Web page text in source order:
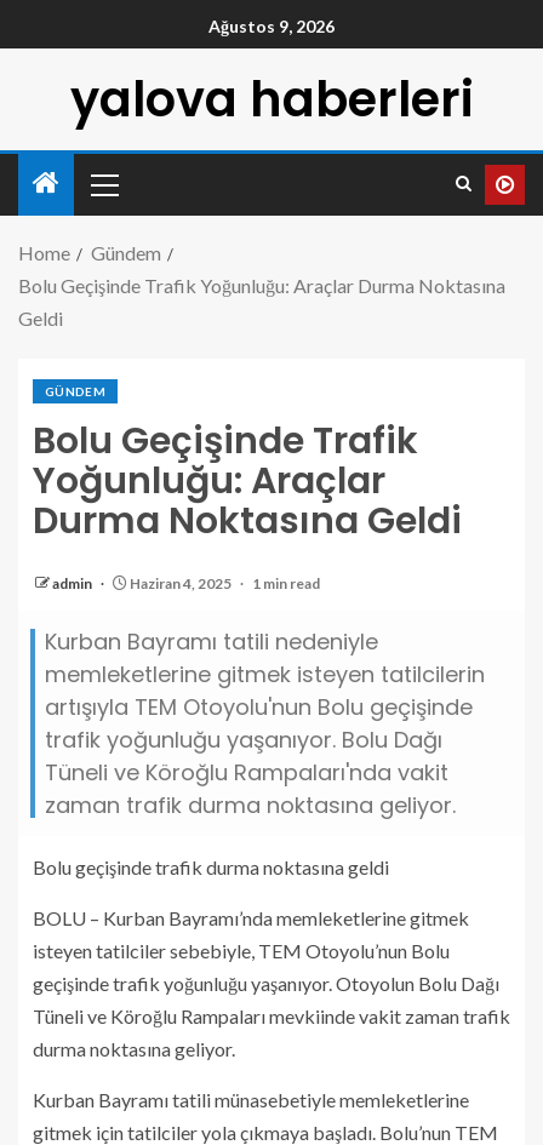
Ağustos 9, 2026
yalova haberleri
Home
Gündem
Bolu Geçişinde Trafik Yoğunluğu: Araçlar Durma Noktasına
Geldi
GÜNDEM
Bolu Geçişinde Trafik
Yoğunluğu: Araçlar
Durma Noktasına Geldi
admin Haziran 4, 2025 1 min read
Kurban Bayramı tatili nedeniyle
memleketlerine gitmek isteyen tatilcilerin
artışıyla TEM Otoyolu'nun Bolu geçişinde
trafik yoğunluğu yaşanıyor. Bolu Dağı
Tüneli ve Köroğlu Rampaları'nda vakit
zaman trafik durma noktasına geliyor.
Bolu geçişinde trafik durma noktasına geldi
BOLU – Kurban Bayramı’nda memleketlerine gitmek
isteyen tatilciler sebebiyle, TEM Otoyolu’nun Bolu
geçişinde trafik yoğunluğu yaşanıyor. Otoyolun Bolu Dağı
Tüneli ve Köroğlu Rampaları mevkiinde vakit zaman trafik
durma noktasına geliyor.
Kurban Bayramı tatili münasebetiyle memleketlerine
gitmek için tatilciler yola çıkmaya başladı. Bolu’nun TEM